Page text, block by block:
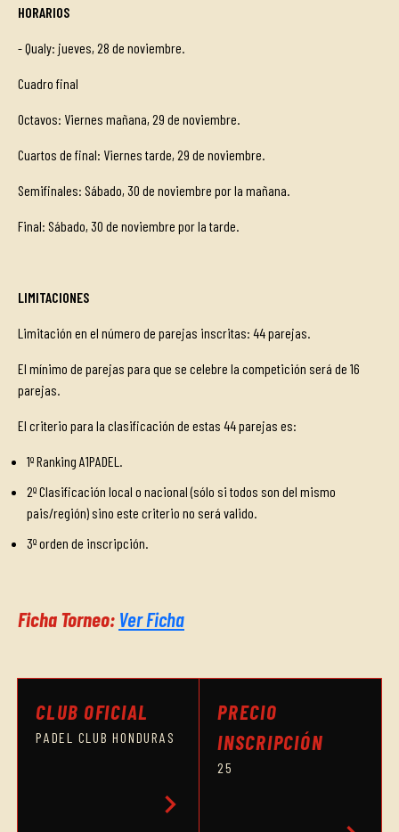
HORARIOS
- Qualy: jueves, 28 de noviembre.
Cuadro final
Octavos: Viernes mañana, 29 de noviembre.
Cuartos de final: Viernes tarde, 29 de noviembre.
Semifinales: Sábado, 30 de noviembre por la mañana.
Final: Sábado, 30 de noviembre por la tarde.
LIMITACIONES
Limitación en el número de parejas inscritas: 44 parejas.
El mínimo de parejas para que se celebre la competición será de 16
parejas.
El criterio para la clasificación de estas 44 parejas es:
1º Ranking A1PADEL.
2º Clasificación local o nacional (sólo si todos son del mismo
pais/región) sino este criterio no será valido.
3º orden de inscripción.
Ficha Torneo: Ver Ficha
CLUB OFICIAL
PADEL CLUB HONDURAS
chevron_right
PRECIO
INSCRIPCIÓN
25